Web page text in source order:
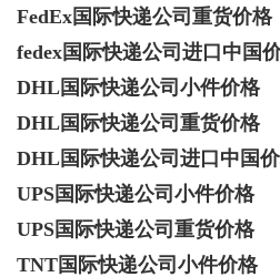
FedEx国际快递公司重货价格
fedex国际快递公司进口中国
DHL国际快递公司小件价格
DHL国际快递公司重货价格
DHL国际快递公司进口中国
UPS国际快递公司小件价格
UPS国际快递公司重货价格
TNT国际快递公司小件价格